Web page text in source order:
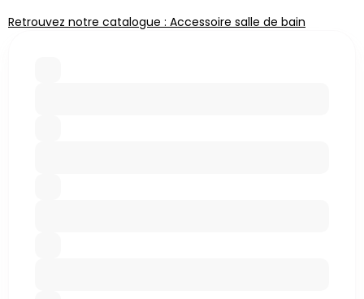
Retrouvez notre catalogue : Accessoire salle de bain